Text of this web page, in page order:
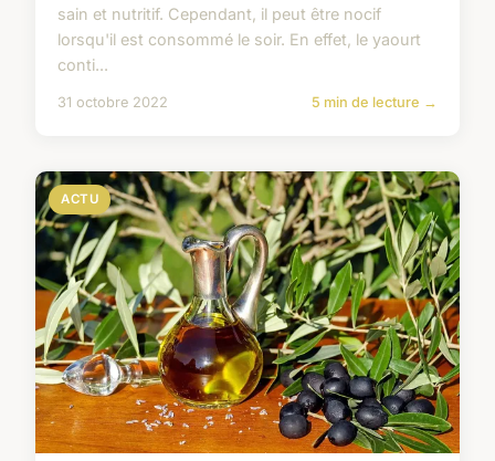
sain et nutritif. Cependant, il peut être nocif
lorsqu'il est consommé le soir. En effet, le yaourt
conti...
31 octobre 2022 5 min de lecture →
ACTU